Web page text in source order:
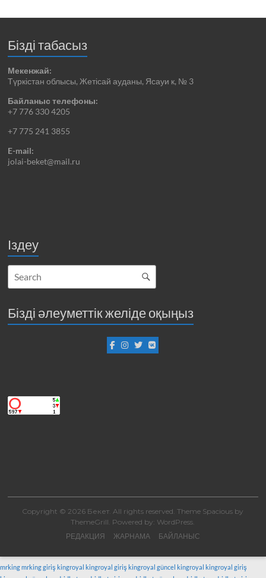
Бізді табасыз
Мекенжай:
Түркістан облысы, Жетісай ауданы, Ясауи к, № 3
Байланыс телефоны:
+7 776 330 4205
+7 775 241 3855
E-mail:
jolai-beket@mail.ru
Іздеу
Бізді әлеуметтік желіде оқыңыз
Copyright © 2026 Бекет . All rights reserved. Theme Spacious by
ThemeGrill. Powered by: WordPress
РЕДАКЦИЯ
ЖАРНАМА БАЙЛАНЫС
mrkingmrking giriş kingroyal kingroyal giriş kingroyal güncel kingroyal kingroyal giriş